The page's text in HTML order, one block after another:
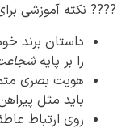
???? نکته آموزشی
داستان برند
را بر پایه
هویت بصری
باید مثل
روی ارتباط